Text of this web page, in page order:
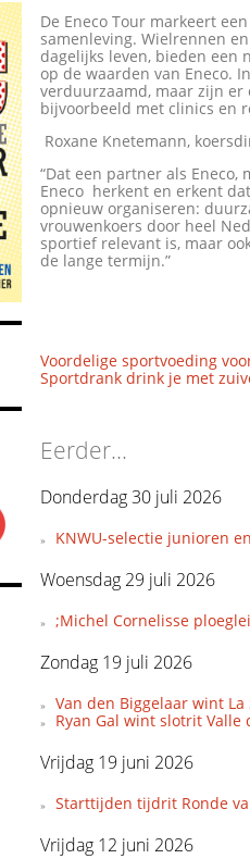
De Eneco Tour markeert
samenleving. Wielrennen
dagelijks leven, bieden een
op de waarden van Eneco.
verduurzaamd, maar zijn
bijvoorbeeld met clinics en
Roxane Knetemann,
“Dat een partner als
Eneco herkent en erkent
opnieuw organiseren:
vrouwenkoers door heel
sportief relevant is, maar
de lange termijn.”
Voordelige sportvoeding
Sportdrank drink je met
Eerder...
Donderdag 30 juli 2026
KNWU-selectie junioren
Woensdag 29 juli 2026
;Michel Cornelisse
Zondag 19 juli 2026
Van den Biggelaar wint
Ryan Gal wint slotrit Valle
Vrijdag 19 juni 2026
Starttijden tijdrit Ronde
Vrijdag 12 juni 2026